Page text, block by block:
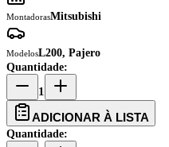
MontadorasMitsubishi
ModelosL200, Pajero
Quantidade:
1
ADICIONAR À LISTA
Quantidade: